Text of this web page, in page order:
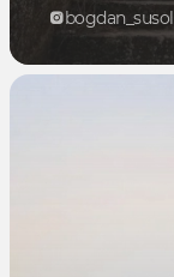
bogdan_susol